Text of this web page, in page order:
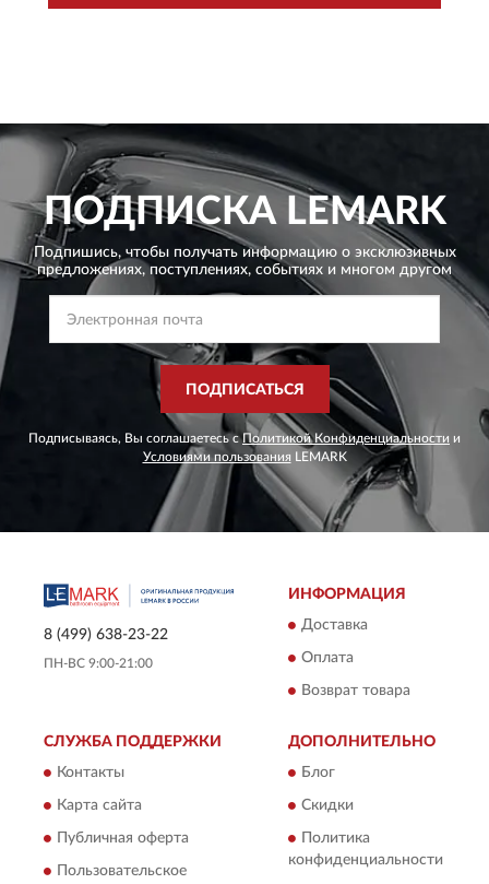
ПОДПИСКАLEMARK
Подпишись, чтобы получать информацию о эксклюзивных
предложениях, поступлениях, событиях и многом другом
ПОДПИСАТЬСЯ
Подписываясь, Вы соглашаетесь сПолитикой Конфиденциальности и
Условиями пользования LEMARK
8 (499) 638-23-22
ПН-ВС 9:00-21:00
ИНФОРМАЦИЯ
Доставка
Оплата
Возврат товара
СЛУЖБА ПОДДЕРЖКИ
Контакты
Карта сайта
Публичная оферта
Пользовательское
ДОПОЛНИТЕЛЬНО
Блог
Скидки
Политика
конфиденциальности